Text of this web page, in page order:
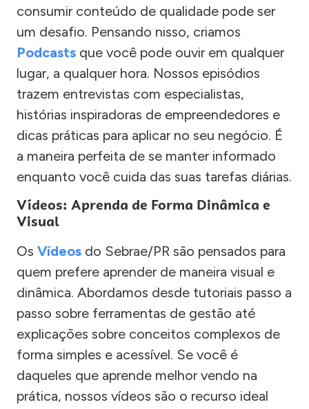
consumir conteúdo de qualidade pode ser
um desafio. Pensando nisso, criamos
Podcasts que você pode ouvir em qualquer
lugar, a qualquer hora. Nossos episódios
trazem entrevistas com especialistas,
histórias inspiradoras de empreendedores e
dicas práticas para aplicar no seu negócio. É
a maneira perfeita de se manter informado
enquanto você cuida das suas tarefas diárias.
Vídeos: Aprenda de Forma Dinâmica e
Visual
Os Vídeos do Sebrae/PR são pensados para
quem prefere aprender de maneira visual e
dinâmica. Abordamos desde tutoriais passo a
passo sobre ferramentas de gestão até
explicações sobre conceitos complexos de
forma simples e acessível. Se você é
daqueles que aprende melhor vendo na
prática, nossos vídeos são o recurso ideal